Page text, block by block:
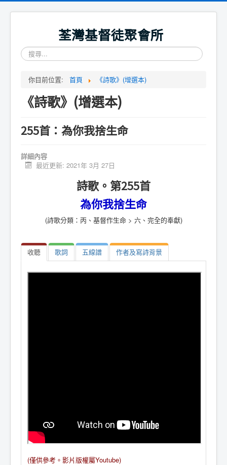
荃灣基督徒聚會所
搜
尋...
你目前位置:
首頁 《詩歌》(增選本)
《詩歌》(增選本)
255首：為你我捨生命
詳細內容
最近更新: 2021年 3月 27日
詩歌。第255首
為你我捨生命
(詩歌分類：丙、基督作生命 > 六、完全的奉獻)
收聽 歌詞 五線譜 作者及寫詩背景
(僅供參考。 影片版權屬Youtube)